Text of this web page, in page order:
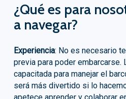
¿Qué es para
a navegar?
Experiencia: No es necesario
previa para poder embarcarse.
capacitada para manejar el
será más divertido si lo
apetece aprender y colaborar